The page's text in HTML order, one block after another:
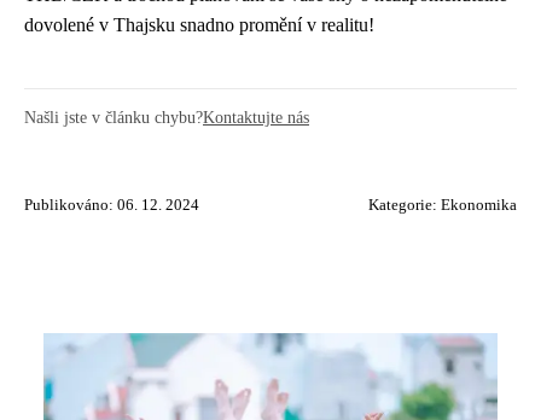
dovolené v Thajsku snadno promění v realitu!
Našli jste v článku chybu?Kontaktujte nás
Publikováno: 06. 12. 2024 Kategorie: Ekonomika